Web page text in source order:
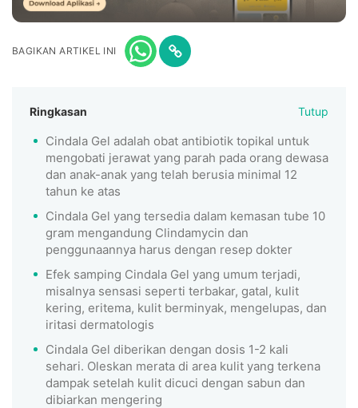
BAGIKAN ARTIKEL INI
Ringkasan Tutup
Cindala Gel adalah obat antibiotik topikal untuk
mengobati jerawat yang parah pada orang dewasa
dan anak-anak yang telah berusia minimal 12
tahun ke atas
Cindala Gel yang tersedia dalam kemasan tube 10
gram mengandung Clindamycin dan
penggunaannya harus dengan resep dokter
Efek samping Cindala Gel yang umum terjadi,
misalnya sensasi seperti terbakar, gatal, kulit
kering, eritema, kulit berminyak, mengelupas, dan
iritasi dermatologis
Cindala Gel diberikan dengan dosis 1-2 kali
sehari. Oleskan merata di area kulit yang terkena
dampak setelah kulit dicuci dengan sabun dan
dibiarkan mengering